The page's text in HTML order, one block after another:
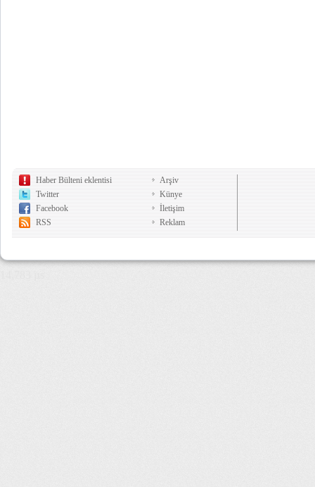
Haber Bülteni eklentisi
Twitter
Facebook
RSS
Arşiv
Künye
İletişim
Reklam